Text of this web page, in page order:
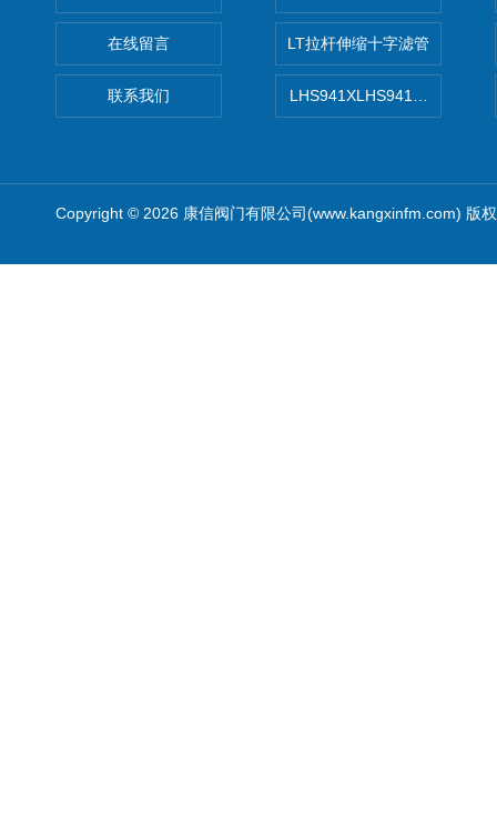
在线留言
联系我们
LT拉杆伸缩十字滤管
LHS941XLHS941X调压调流
Copyright © 2026 康信阀门有限公司(www.kangxinfm.com) 版